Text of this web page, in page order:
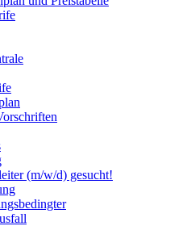
(m/w/d) gesucht!